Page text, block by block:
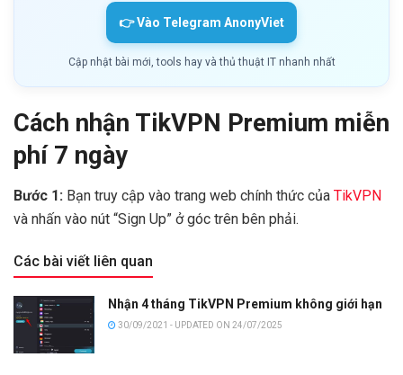
👉 Vào Telegram AnonyViet
Cập nhật bài mới, tools hay và thủ thuật IT nhanh nhất
Cách nhận TikVPN Premium miễn
phí 7 ngày
Bước 1: Bạn truy cập vào trang web chính thức của TikVPN
và nhấn vào nút “Sign Up” ở góc trên bên phải.
Các bài viết liên quan
Nhận 4 tháng TikVPN Premium không giới hạn
30/09/2021 - UPDATED ON 24/07/2025